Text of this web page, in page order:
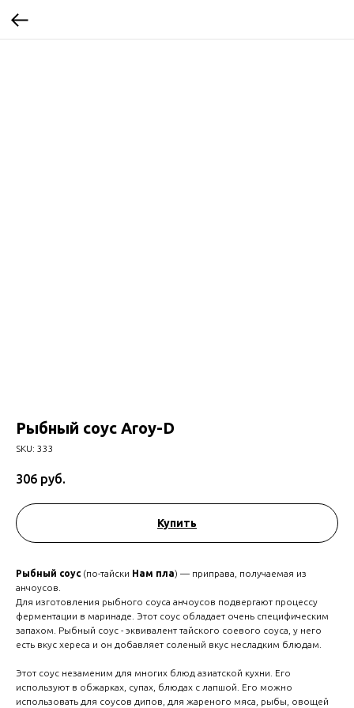
Рыбный соус Aroy-D
SKU: 333
306 руб.
Купить
Рыбный соус (по-тайски Нам пла) — приправа, получаемая из
анчоусов.
Для изготовления рыбного соуса анчоусов подвергают процессу
ферментации в маринаде. Этот соус обладает очень специфическим
запахом. Рыбный соус - эквивалент тайского соевого соуса, у него
есть вкус хереса и он добавляет соленый вкус несладким блюдам.
Этот соус незаменим для многих блюд азиатской кухни. Его
используют в обжарках, супах, блюдах с лапшой. Его можно
использовать для соусов дипов, для жареного мяса, рыбы, овощей